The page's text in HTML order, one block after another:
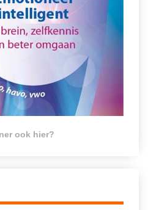
ook hier?